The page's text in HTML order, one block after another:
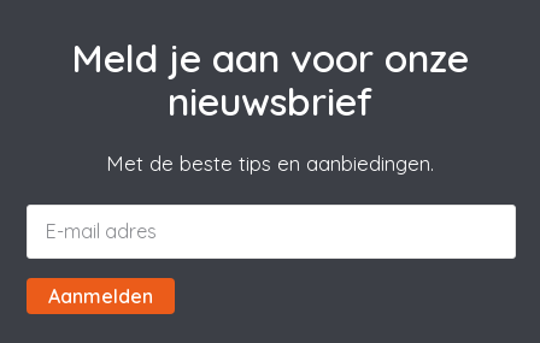
Meld je aan voor onze
nieuwsbrief
Met de beste tips en aanbiedingen.
Aanmelden